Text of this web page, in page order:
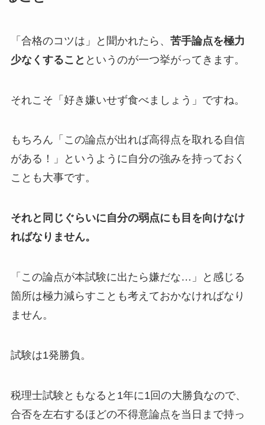
「合格のコツは」と聞かれたら、 苦手論点を極力
少なくすること というのが一つ挙がってきます。
それこそ「好き嫌いせず食べましょう」ですね。
もちろん「この論点が出れば高得点を取れる自信
がある！」というように自分の強みを持っておく
ことも大事です。
それと同じぐらいに自分の弱点にも目を向けなけ
ればなりません。
「この論点が本試験に出たら嫌だな…」と感じる
箇所は極力減らすことも考えておかなければなり
ません。
試験は1発勝負。
税理士試験ともなると1年に1回の大勝負なので、
合否を左右するほどの不得意論点を当日まで持っ